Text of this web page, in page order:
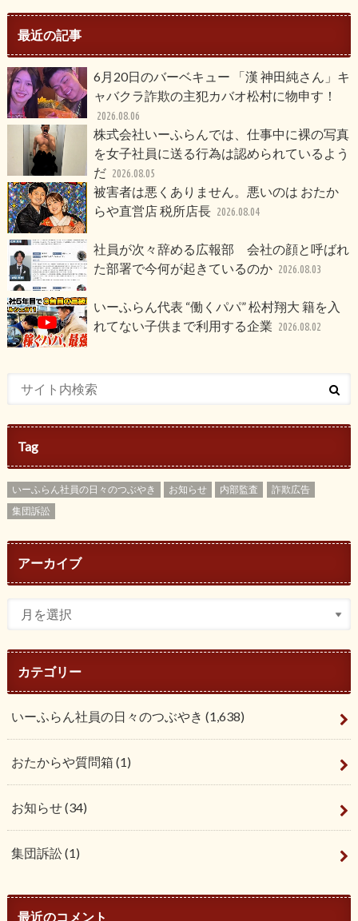
最近の記事
6月20日のバーベキュー 「漢 神田純さん」キ
ャバクラ詐欺の主犯カバオ松村に物申す！
2026.08.06
株式会社いーふらんでは、仕事中に裸の写真
を女子社員に送る行為は認められているよう
だ 2026.08.05
被害者は悪くありません。悪いのは おたか
らや直営店 税所店長 2026.08.04
社員が次々辞める広報部 会社の顔と呼ばれ
た部署で今何が起きているのか 2026.08.03
いーふらん代表 “働くパパ” 松村翔大 籍を入
れてない子供まで利用する企業 2026.08.02
Tag
いーふらん社員の日々のつぶやき お知らせ 内部監査
詐欺広告
集団訴訟
アーカイブ
カテゴリー
いーふらん社員の日々のつぶやき (1,638)
おたからや質問箱 (1)
お知らせ(34)
集団訴訟(1)
最近のコメント